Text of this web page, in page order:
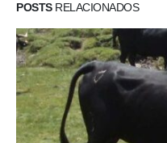
POSTSRELACIONADOS